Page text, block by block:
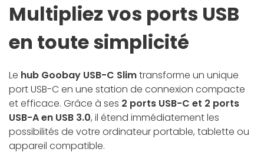
Multipliez vos ports USB
en toute simplicité
Le hub Goobay USB-C Slimtransforme un unique
port USB-C en une station de connexion compacte
et efficace. Grâce à ses 2 ports USB-C et 2 ports
USB-A en USB 3.0, il étend immédiatement les
possibilités de votre ordinateur portable, tablette ou
appareil compatible.